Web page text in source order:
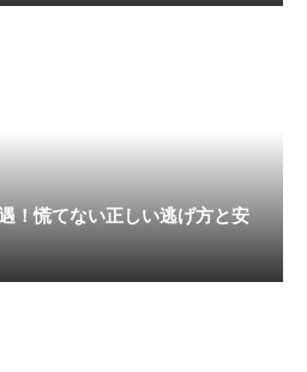
！慌てない正しい逃げ方と安